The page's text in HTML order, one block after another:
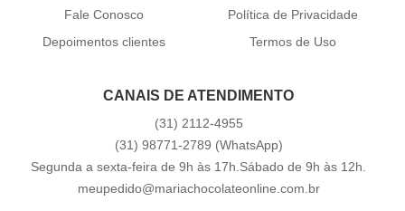
Fale Conosco
Depoimentos clientes
Política de Privacidade
Termos de Uso
CANAIS DE ATENDIMENTO
(31) 2112-4955
(31) 98771-2789 (WhatsApp)
Segunda a sexta-feira de 9h às 17h.Sábado de 9h às 12h.
meupedido@mariachocolateonline.com.br